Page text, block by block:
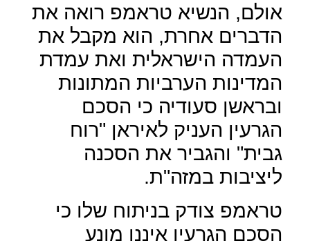
אולם, הנשיא טראמפ רואה את
הדברים אחרת, הוא מקבל את
העמדה הישראלית ואת עמדת
המדינות הערביות המתונות
ובראשן סעודיה כי הסכם
הגרעין העניק לאיראן "רוח
גבית" והגביר את הסכנה
ליציבות במזה"ת.
טראמפ צודק בניתוח שלו כי
הסכם הגרעין איננו מונע